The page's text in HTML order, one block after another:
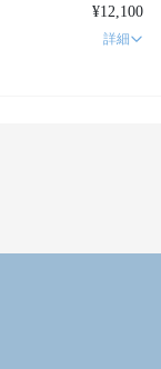
¥12,100
詳細